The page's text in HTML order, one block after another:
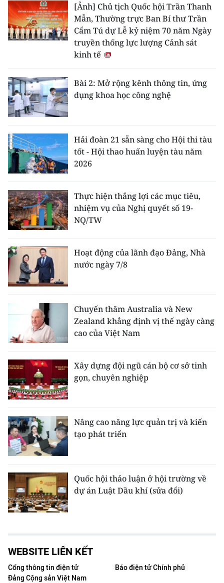
[Ảnh] Chủ tịch Quốc hội Trần Thanh
Mẫn, Thường trực Ban Bí thư Trần
Cẩm Tú dự Lễ kỷ niệm 70 năm Ngày
truyền thống lực lượng Cảnh sát
kinh tế
Bài 2: Mở rộng kênh thông tin, ứng
dụng khoa học công nghệ
Hải đoàn 21 sẵn sàng cho Hội thi tàu
tốt - Hội thao huấn luyện tàu năm
2026
Thực hiện thắng lợi các mục tiêu,
nhiệm vụ của Nghị quyết số 19-
NQ/TW
Hoạt động của lãnh đạo Đảng, Nhà
nước ngày 7/8
Chuyến thăm Australia và New
Zealand khẳng định vị thế ngày càng
cao của Việt Nam
Xây dựng đội ngũ cán bộ cơ sở tinh
gọn, chuyên nghiệp
Nâng cao năng lực quản trị và kiến
tạo phát triển
Quốc hội thảo luận ở hội trường về
dự án Luật Dầu khí (sửa đổi)
WEBSITE LIÊN KẾT
Cổng thông tin điện tử
Đảng Cộng sản Việt Nam
Báo điện tử Chính phủ